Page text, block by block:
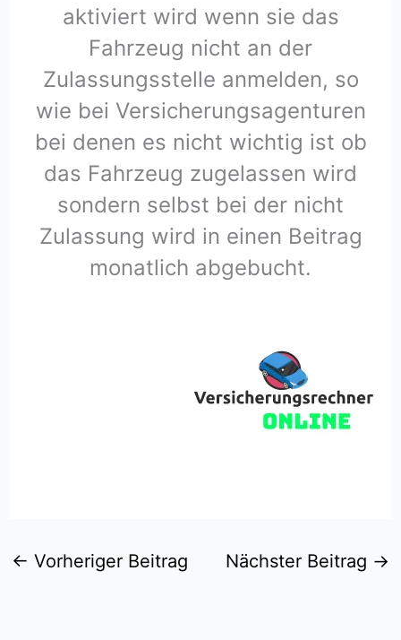
aktiviert wird wenn sie das
Fahrzeug nicht an der
Zulassungsstelle anmelden, so
wie bei Versicherungsagenturen
bei denen es nicht wichtig ist ob
das Fahrzeug zugelassen wird
sondern selbst bei der nicht
Zulassung wird in einen Beitrag
monatlich abgebucht.
← Vorheriger Beitrag Nächster Beitrag →